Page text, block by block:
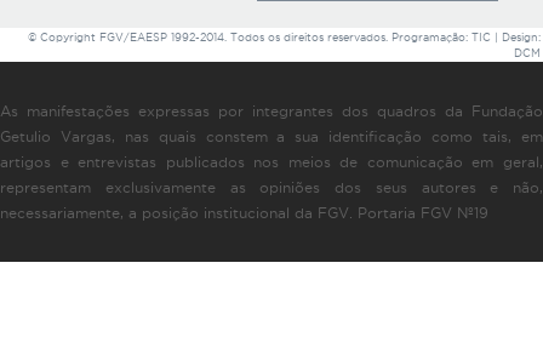
© Copyright FGV/EAESP 1992-2014. Todos os direitos reservados. Programação: TIC | Design:
DCM
As manifestações expressas por integrantes dos quadros da Fundação
Getulio Vargas, nas quais constem a sua identificação como tais, em
artigos e entrevistas publicados nos meios de comunicação em geral,
representam exclusivamente as opiniões dos seus autores e não,
necessariamente, a posição institucional da FGV. Portaria FGV Nº19